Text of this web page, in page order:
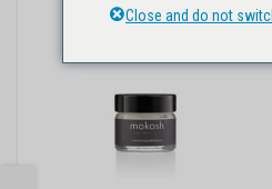
Close and do not